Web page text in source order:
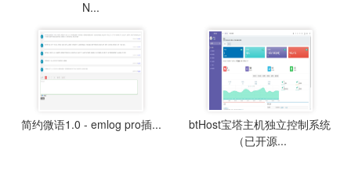
N...
简约微语1.0 - emlog pro插...
btHost宝塔主机独立控制系统
（已开源...